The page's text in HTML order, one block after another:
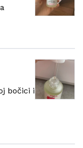
bočici i